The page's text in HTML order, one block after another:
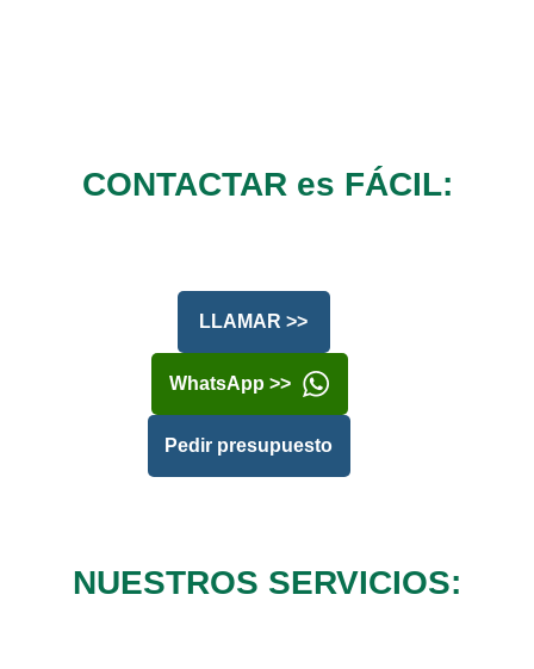
CONTACTAR es FÁCIL:
LLAMAR >>
WhatsApp >>
Pedir presupuesto
NUESTROS SERVICIOS: